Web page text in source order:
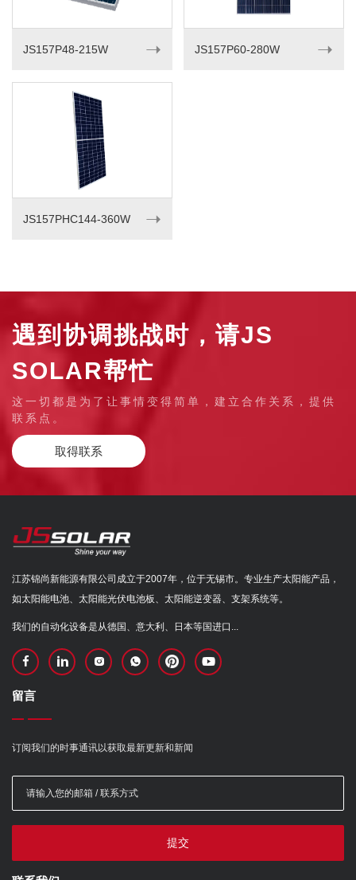
JS157P48-215W ➝ JS157P60-280W ➝
JS157PHC144-360W ➝
遇到协调挑战时，请JS
SOLAR帮忙
这一切都是为了让事情变得简单，建立合作关系，提供
联系点。
取得联系
江苏锦尚新能源有限公司成立于2007年，位于无锡市。专业生产太阳能产品，
如太阳能电池、太阳能光伏电池板、太阳能逆变器、支架系统等。
我们的自动化设备是从德国、意大利、日本等国进口...
留言
订阅我们的时事通讯以获取最新更新和新闻
提交